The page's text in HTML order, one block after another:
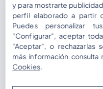
Contraseña
y para mostrarte
perfil elaborado a partir
Puedes personalizar
"Configurar", aceptar
"Aceptar", o rechazarlas
más información consulta
Cookies.